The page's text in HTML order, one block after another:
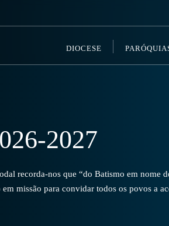
DIOCESE
2027
recorda-nos que “do Batismo em nome
missão para convidar todos os povos a